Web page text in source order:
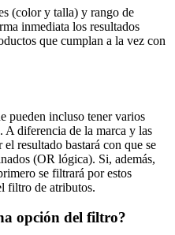
(color y talla) y rango de
inmediata los resultados
que cumplan a la vez con
pueden incluso tener varios
A diferencia de la marca y las
el resultado bastará con que se
(OR lógica). Si, además,
se filtrará por estos
filtro de atributos.
opción del filtro?